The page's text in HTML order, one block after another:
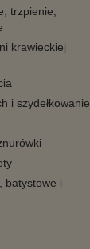
trzpienie,
krawieckiej
i szydełkowanie
batystowe i